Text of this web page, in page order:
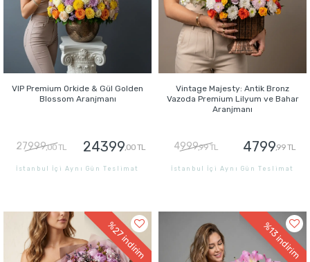
VIP Premium Orkide & Gül Golden
Blossom Aranjmanı
27999,00 TL 24399,00 TL
İstanbul İçi Aynı Gün Teslimat
Vintage Majesty: Antik Bronz
Vazoda Premium Lilyum ve Bahar
Aranjmanı
4999,99 TL 4799,99 TL
İstanbul İçi Aynı Gün Teslimat
%27
indirim
%13
indirim